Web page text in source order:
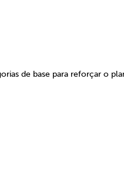
de base para reforçar o